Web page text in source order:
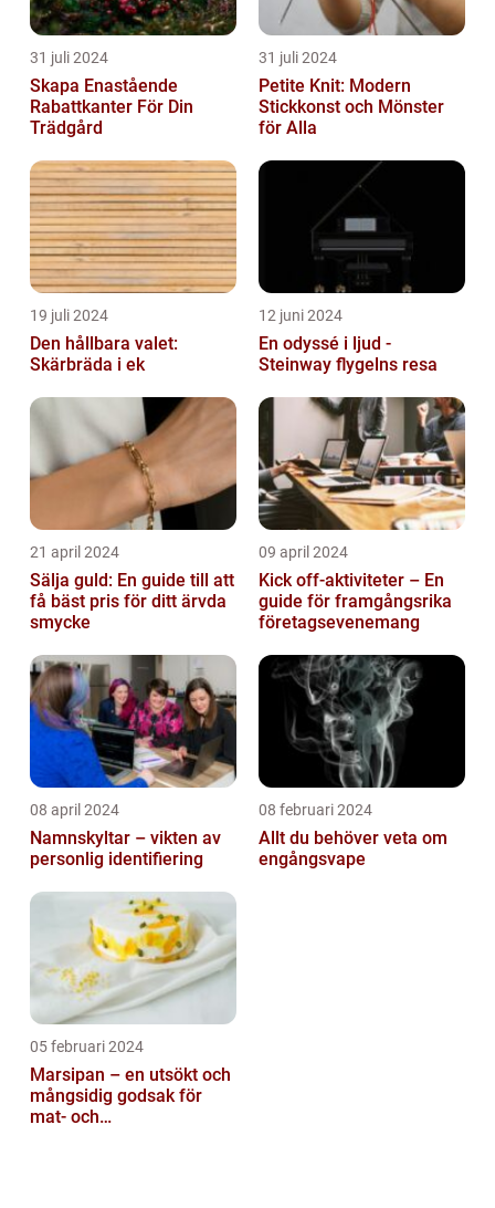
31 juli 2024
Skapa Enastående
Rabattkanter För Din
Trädgård
31 juli 2024
Petite Knit: Modern
Stickkonst och Mönster
för Alla
19 juli 2024
Den hållbara valet:
Skärbräda i ek
12 juni 2024
En odyssé i ljud -
Steinway flygelns resa
21 april 2024
Sälja guld: En guide till att
få bäst pris för ditt ärvda
smycke
09 april 2024
Kick off-aktiviteter – En
guide för framgångsrika
företagsevenemang
08 april 2024
Namnskyltar – vikten av
personlig identifiering
08 februari 2024
Allt du behöver veta om
engångsvape
05 februari 2024
Marsipan – en utsökt och
mångsidig godsak för
mat- och